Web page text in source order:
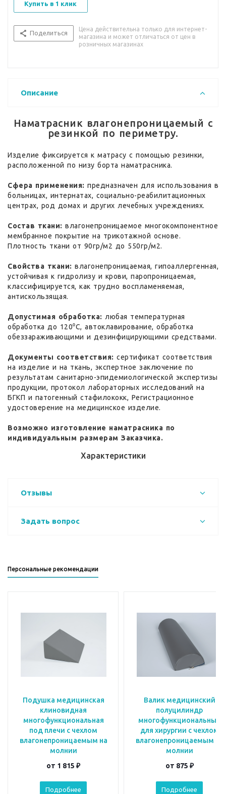
Купить в 1 клик
Поделиться
Цена действительна только для интернет-
магазина и может отличаться от цен в
розничных магазинах
Описание
Наматрасник влагонепроницаемый с
резинкой по периметру.
Изделие фиксируется к матрасу с помощью резинки,
расположенной по низу борта наматрасника.
Сфера применения: предназначен для использования в
больницах, интернатах, социально-реабилитационных
центрах, род домах и других лечебных учреждениях.
Состав ткани: влагонепроницаемое многокомпонентное
мембранное покрытие на трикотажной основе.
Плотность ткани от 90гр/м2 до 550гр/м2.
Свойства ткани: влагонепроницаемая, гипоаллергенная,
устойчивая к гидролизу и крови, паропроницаемая,
классифицируется, как трудно воспламеняемая,
антискользящая.
Допустимая обработка: любая температурная
обработка до 120⁰С, автоклавирование, обработка
обеззараживающими и дезинфицирующими средствами.
Документы соответствия: сертификат соответствия
на изделие и на ткань, экспертное заключение по
результатам санитарно-эпидемиологической экспертизы
продукции, протокол лабораторных исследований на
БГКП и патогенный стафилококк, Регистрационное
удостоверение на медицинское изделие.
Возможно изготовление наматрасника по
индивидуальным размерам Заказчика.
Характеристики
Отзывы
Задать вопрос
Персональные рекомендации
Подушка медицинская
клиновидная
многофункциональная
под плечи с чехлом
влагонепроницаемым на
молнии
от 1 815 ₽
Подробнее
Валик медицинский
полуцилиндр
многофункциональный
для хирургии с чехлом
влагонепроницаемым на
молнии
от 875 ₽
Подробнее